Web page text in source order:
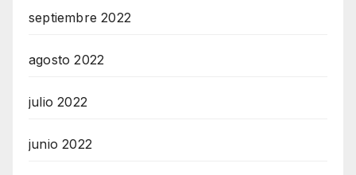
septiembre 2022
agosto 2022
julio 2022
junio 2022